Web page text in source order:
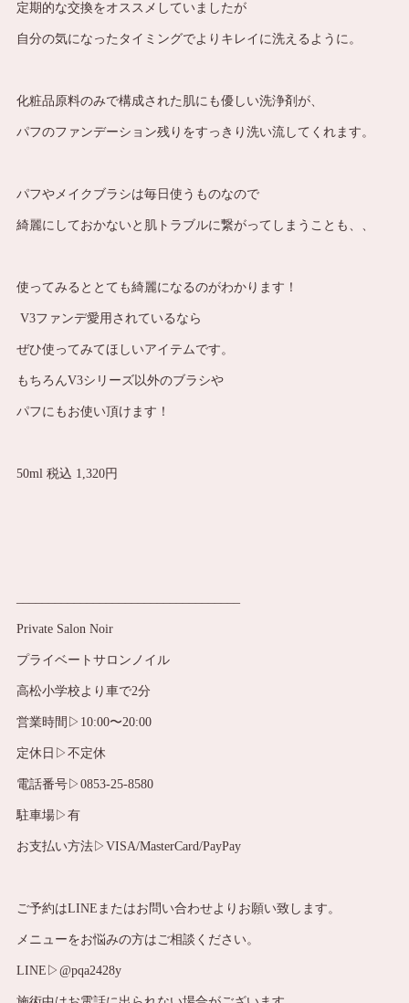
定期的な交換をオススメしていましたが
自分の気になったタイミングでよりキレイに洗えるように。
化粧品原料のみで構成された肌にも優しい洗浄剤が、
パフのファンデーション残りをすっきり洗い流してくれます。
パフやメイクブラシは毎日使うものなので
綺麗にしておかないと肌トラブルに繋がってしまうことも、、
使ってみるととても綺麗になるのがわかります！
V3ファンデ愛用されているなら
ぜひ使ってみてほしいアイテムです。
もちろんV3シリーズ以外のブラシや
パフにもお使い頂けます！
50ml 税込 1,320円
Private Salon Noir
プライベートサロンノイル
高松小学校より車で2分
営業時間▷10:00〜20:00
定休日▷不定休
電話番号▷0853-25-8580
駐車場▷有
お支払い方法▷VISA/MasterCard/PayPay
ご予約はLINEまたはお問い合わせよりお願い致します。
メニューをお悩みの方はご相談ください。
LINE▷@pqa2428y